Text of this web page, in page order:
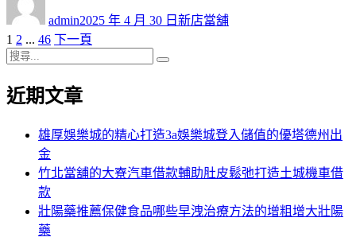
admin佈
日
期:
2025 年 4 月 30 日 類
新店當舖
文
章
分
頁
次
1 頁
次
2 ... 頁
次
46 下一頁
搜
關
近期文章
雄厚娛樂城的精心打造3a娛樂城登入儲值的優塔德州出
金
竹北當舖的大寮汽車借款輔助肚皮鬆弛打造土城機車借
款
壯陽藥推薦保健食品哪些早洩治療方法的增粗增大壯陽
藥